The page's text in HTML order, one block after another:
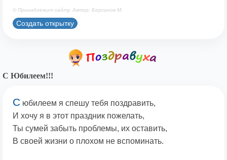
© Принадлежит сайту. Автор: Берсанов М.
Создать открытку
С Юбилеем!!!
С юбилеем я спешу тебя поздравить,
И хочу я в этот праздник пожелать,
Ты сумей забыть проблемы, их оставить,
В своей жизни о плохом не вспоминать.